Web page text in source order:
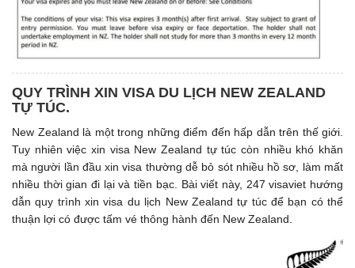
QUY TRÌNH XIN VISA DU LỊCH NEW ZEALAND
TỰ TÚC.
New Zealand là một trong những điểm đến hấp dẫn trên thế giới.
Tuy nhiên việc xin visa New Zealand tự túc còn nhiều khó khăn
mà người lần đầu xin visa thường dễ bỏ sót nhiều hồ sơ, làm mất
nhiều thời gian đi lại và tiền bạc. Bài viết này, 247 visaviet hướng
dẫn quy trình xin visa du lịch New Zealand tự túc để bạn có thể
thuận lợi có được tấm vé thông hành đến New Zealand.